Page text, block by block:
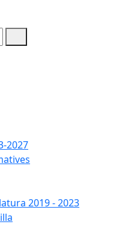
2027
2019 - 2023